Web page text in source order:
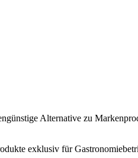
Alternative zu
exklusiv für